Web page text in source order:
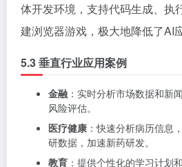
体开发环境，支持代码生成、执
建浏览器游戏，极大地降低了AI
5.3 垂直行业应用案例
金融 ：实时分析市场数据和新
风险评估。
医疗健康 ：快速分析病历信息
研数据，加速新药研发。
教育 ：提供个性化的学习计划和